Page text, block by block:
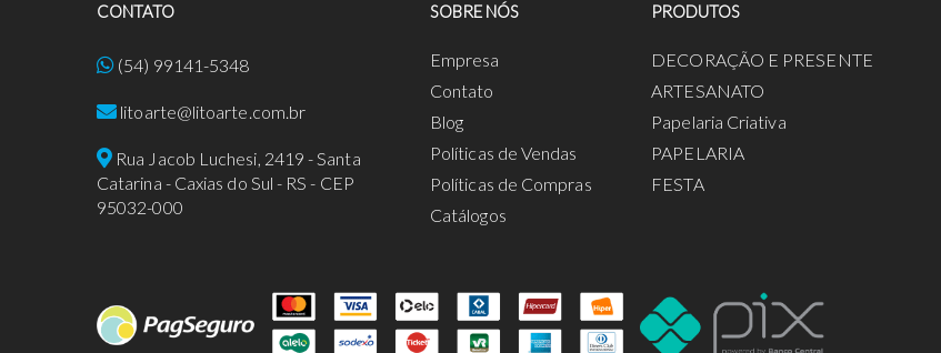
CONTATO
(54) 99141-5348
litoarte@litoarte.com.br
Rua Jacob Luchesi, 2419 - Santa
Catarina - Caxias do Sul - RS - CEP
95032-000
SOBRE NÓS
Empresa
Contato
Blog
Políticas de Vendas
Políticas de Compras
Catálogos
PRODUTOS
DECORAÇÃO E PRESENTE
ARTESANATO
Papelaria Criativa
PAPELARIA
FESTA